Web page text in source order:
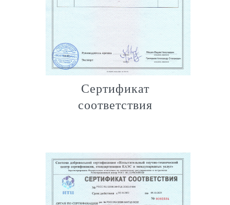
Сертификат
соответствия